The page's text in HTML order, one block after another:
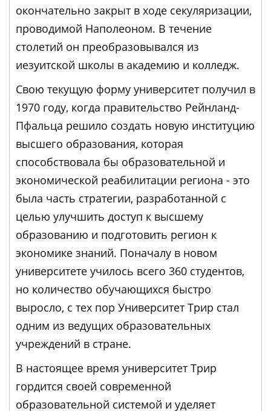
окончательно закрыт в ходе секуляризации,
проводимой Наполеоном. В течение
столетий он преобразовывался из
иезуитской школы в академию и колледж.
Свою текущую форму университет получил в
1970 году, когда правительство Рейнланд-
Пфальца решило создать новую институцию
высшего образования, которая
способствовала бы образовательной и
экономической реабилитации региона - это
была часть стратегии, разработанной с
целью улучшить доступ к высшему
образованию и подготовить регион к
экономике знаний. Поначалу в новом
университете училось всего 360 студентов,
но количество обучающихся быстро
выросло, с тех пор Университет Трир стал
одним из ведущих образовательных
учреждений в стране.
В настоящее время университет Трир
гордится своей современной
образовательной системой и уделяет